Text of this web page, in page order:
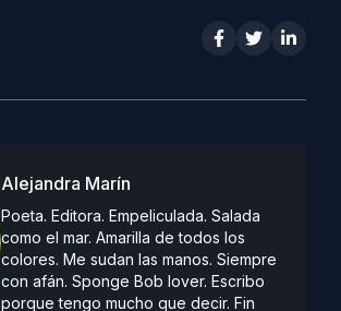
Alejandra Marín
Poeta. Editora. Empeliculada. Salada
como el mar. Amarilla de todos los
colores. Me sudan las manos. Siempre
con afán. Sponge Bob lover. Escribo
porque tengo mucho que decir. Fin